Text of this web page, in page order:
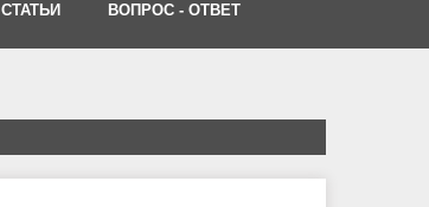
СТАТЬИ ВОПРОС - ОТВЕТ